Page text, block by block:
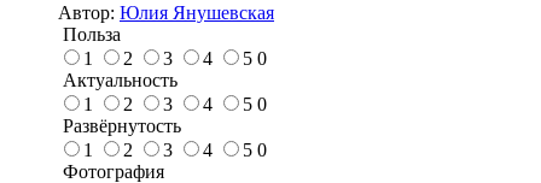
Автор: Юлия Янушевская
Польза
1
2 3 4 5 0
Актуальность
1
2 3 4 5 0
Развёрнутость
1
2 3 4 5 0
Фотография